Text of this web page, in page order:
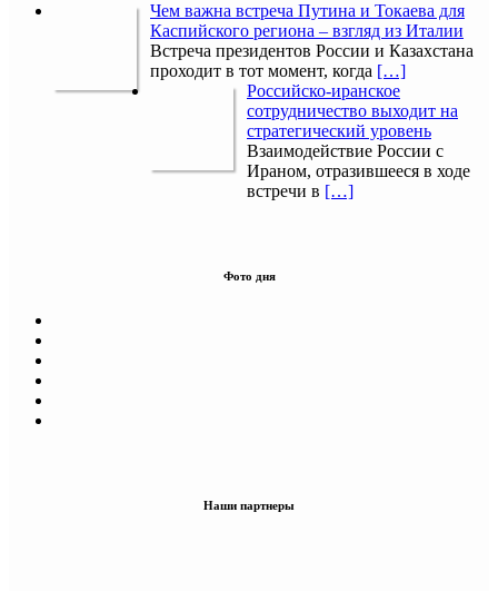
Чем важна встреча Путина и Токаева для
Каспийского региона – взгляд из Италии
Встреча президентов России и Казахстана
проходит в тот момент, когда […]
Российско-иранское
сотрудничество выходит на
стратегический уровень
Взаимодействие России с
Ираном, отразившееся в ходе
встречи в […]
Фото дня
Наши партнеры